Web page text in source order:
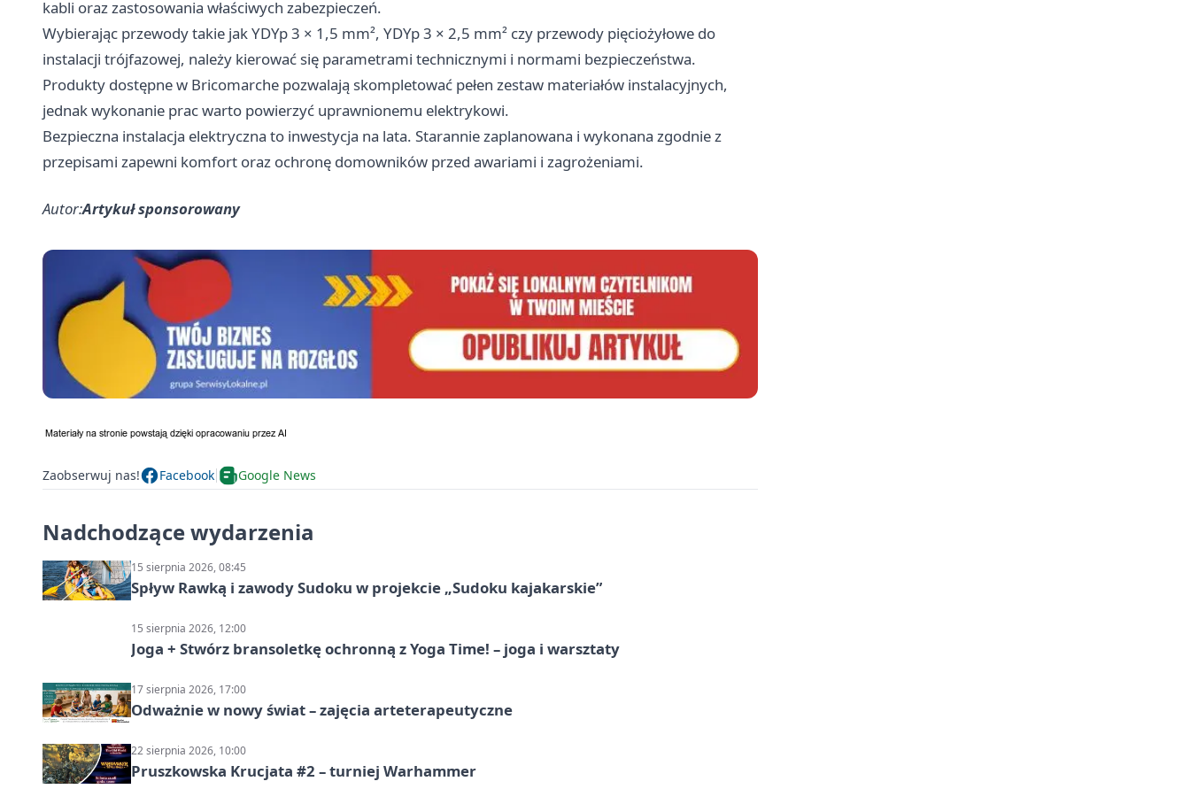
kabli oraz zastosowania właściwych zabezpieczeń.
Wybierając przewody takie jak YDYp 3 × 1,5 mm², YDYp 3 × 2,5 mm² czy przewody pięciożyłowe do
instalacji trójfazowej, należy kierować się parametrami technicznymi i normami bezpieczeństwa.
Produkty dostępne w Bricomarche pozwalają skompletować pełen zestaw materiałów instalacyjnych,
jednak wykonanie prac warto powierzyć uprawnionemu elektrykowi.
Bezpieczna instalacja elektryczna to inwestycja na lata. Starannie zaplanowana i wykonana zgodnie z
przepisami zapewni komfort oraz ochronę domowników przed awariami i zagrożeniami.
Autor:Artykuł sponsorowany
Zaobserwuj nas! Facebook Google News
Nadchodzące wydarzenia
15 sierpnia 2026, 08:45
Spływ Rawką i zawody Sudoku w projekcie „Sudoku kajakarskie”
15 sierpnia 2026, 12:00
Joga + Stwórz bransoletkę ochronną z Yoga Time! – joga i warsztaty
17 sierpnia 2026, 17:00
Odważnie w nowy świat – zajęcia arteterapeutyczne
22 sierpnia 2026, 10:00
Pruszkowska Krucjata #2 – turniej Warhammer